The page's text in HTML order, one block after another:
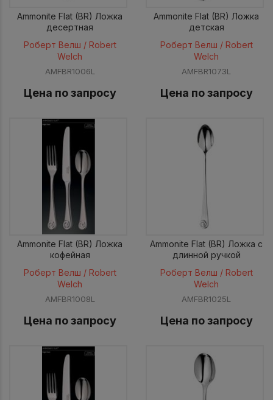
Ammonite Flat (BR) Ложка
десертная
Роберт Велш / Robert
Welch
AMFBR1006L
Цена по запросу
Ammonite Flat (BR) Ложка
детская
Роберт Велш / Robert
Welch
AMFBR1073L
Цена по запросу
Ammonite Flat (BR) Ложка
кофейная
Роберт Велш / Robert
Welch
AMFBR1008L
Цена по запросу
Ammonite Flat (BR) Ложка с
длинной ручкой
Роберт Велш / Robert
Welch
AMFBR1025L
Цена по запросу